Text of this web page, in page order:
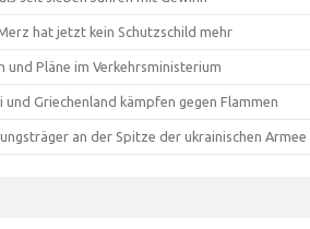
hat jetzt kein Schutzschild mehr
und Pläne im Verkehrsministerium
Griechenland kämpfen gegen Flammen
an der Spitze der ukrainischen Armee